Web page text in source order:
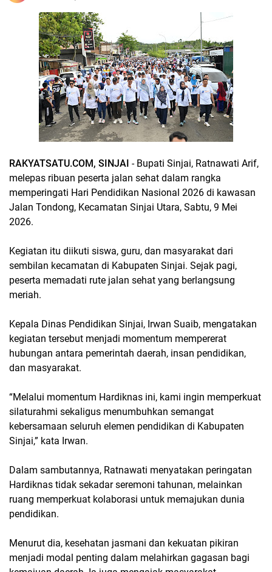
RAKYATSATU.COM, SINJAI - Bupati Sinjai, Ratnawati Arif,
melepas ribuan peserta jalan sehat dalam rangka
memperingati Hari Pendidikan Nasional 2026 di kawasan
Jalan Tondong, Kecamatan Sinjai Utara, Sabtu, 9 Mei
2026.
Kegiatan itu diikuti siswa, guru, dan masyarakat dari
sembilan kecamatan di Kabupaten Sinjai. Sejak pagi,
peserta memadati rute jalan sehat yang berlangsung
meriah.
Kepala Dinas Pendidikan Sinjai, Irwan Suaib, mengatakan
kegiatan tersebut menjadi momentum mempererat
hubungan antara pemerintah daerah, insan pendidikan,
dan masyarakat.
“Melalui momentum Hardiknas ini, kami ingin memperkuat
silaturahmi sekaligus menumbuhkan semangat
kebersamaan seluruh elemen pendidikan di Kabupaten
Sinjai,” kata Irwan.
Dalam sambutannya, Ratnawati menyatakan peringatan
Hardiknas tidak sekadar seremoni tahunan, melainkan
ruang memperkuat kolaborasi untuk memajukan dunia
pendidikan.
Menurut dia, kesehatan jasmani dan kekuatan pikiran
menjadi modal penting dalam melahirkan gagasan bagi